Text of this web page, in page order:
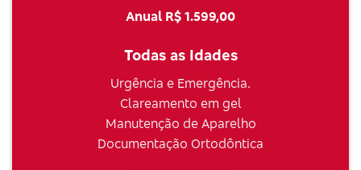
Anual R$ 1.599,00
Todas as Idades
Urgência e Emergência.
Clareamento em gel
Manutenção de Aparelho
Documentação Ortodôntica